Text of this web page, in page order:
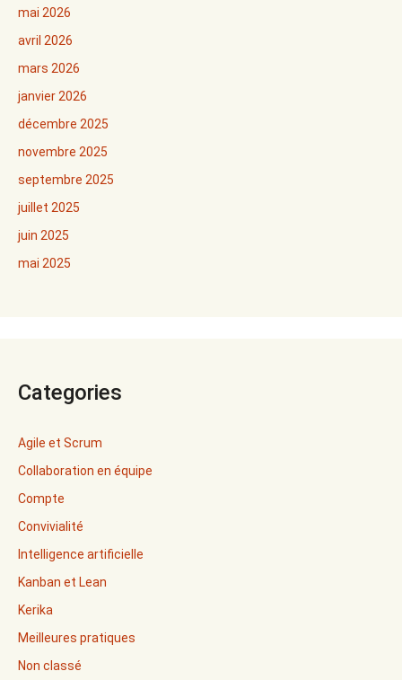
mai 2026
avril 2026
mars 2026
janvier 2026
décembre 2025
novembre 2025
septembre 2025
juillet 2025
juin 2025
mai 2025
Categories
Agile et Scrum
Collaboration en équipe
Compte
Convivialité
Intelligence artificielle
Kanban et Lean
Kerika
Meilleures pratiques
Non classé